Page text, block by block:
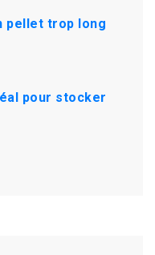
pellet trop long
pour stocker